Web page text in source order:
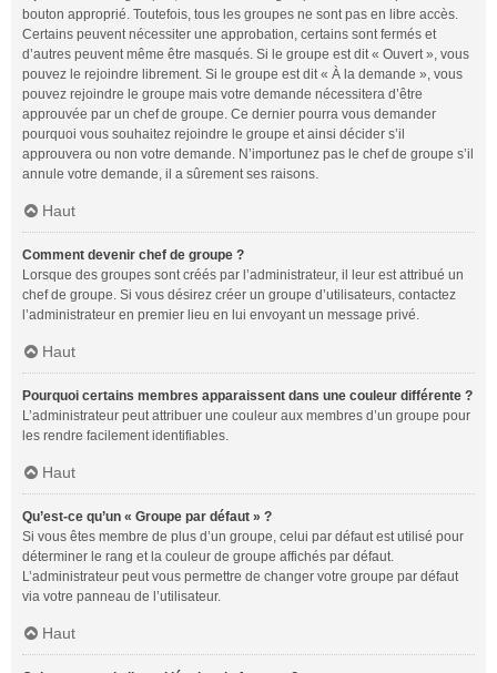
bouton approprié. Toutefois, tous les groupes ne sont pas en libre accès.
Certains peuvent nécessiter une approbation, certains sont fermés et
d’autres peuvent même être masqués. Si le groupe est dit « Ouvert », vous
pouvez le rejoindre librement. Si le groupe est dit « À la demande », vous
pouvez rejoindre le groupe mais votre demande nécessitera d’être
approuvée par un chef de groupe. Ce dernier pourra vous demander
pourquoi vous souhaitez rejoindre le groupe et ainsi décider s’il
approuvera ou non votre demande. N’importunez pas le chef de groupe s’il
annule votre demande, il a sûrement ses raisons.
Haut
Comment devenir chef de groupe ?
Lorsque des groupes sont créés par l’administrateur, il leur est attribué un
chef de groupe. Si vous désirez créer un groupe d’utilisateurs, contactez
l’administrateur en premier lieu en lui envoyant un message privé.
Haut
Pourquoi certains membres apparaissent dans une couleur différente ?
L’administrateur peut attribuer une couleur aux membres d’un groupe pour
les rendre facilement identifiables.
Haut
Qu’est-ce qu’un « Groupe par défaut » ?
Si vous êtes membre de plus d’un groupe, celui par défaut est utilisé pour
déterminer le rang et la couleur de groupe affichés par défaut.
L’administrateur peut vous permettre de changer votre groupe par défaut
via votre panneau de l’utilisateur.
Haut